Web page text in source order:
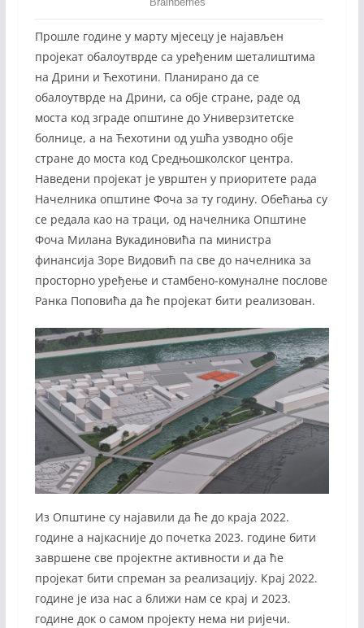
Прошле године у марту мјесецу је најављен
пројекат обалоутврде са уређеним шеталиштима
на Дрини и Ћехотини. Планирано да се
обалоутврде на Дрини, са обје стране, раде од
моста код зграде општине до Универзитетске
болнице, а на Ћехотини од ушћа узводно обје
стране до моста код Средњошколског центра.
Наведени пројекат је уврштен у приоритете рада
Начелника општине Фоча за ту годину. Обећања су
се редала као на траци, од начелника Општине
Фоча Милана Вукадиновића па министра
финансија Зоре Видовић па све до начелника за
просторно уређење и стамбено-комуналне послове
Ранка Поповића да ће пројекат бити реализован.
Из Општине су најавили да ће до краја 2022.
године а најкасније до почетка 2023. године бити
завршене све пројектне активности и да ће
пројекат бити спреман за реализацију. Крај 2022.
године је иза нас а ближи нам се крај и 2023.
године док о самом пројекту нема ни ријечи.